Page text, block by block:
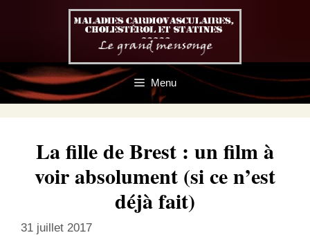
Menu
La fille de Brest : un film à
voir absolument (si ce n’est
déjà fait)
31 juillet 2017